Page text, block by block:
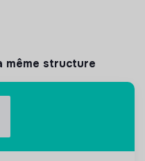
même structure